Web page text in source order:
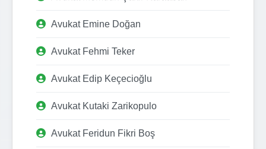
Avukat Emine Doğan
Avukat Fehmi Teker
Avukat Edip Keçecioğlu
Avukat Kutaki Zarikopulo
Avukat Feridun Fikri Boş